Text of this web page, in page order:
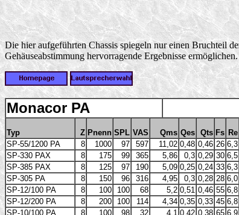
Die hier aufgeführten Chassis spiegeln nur einen Bruchteil
Gehäuseabstimmung hervorragende Ergebnisse
Monacor PA
Typ Z Pnenn SPL VAS Qms Qes Qts Fs Re
SP-55/1200 PA
8 1000 97 597 11,02 0,48 0,46 26 6,3
SP-330 PAX
8 175 99 365 5,86 0,3 0,29 30 6,5
SP-385 PAX
8 125 97 190 5,09 0,25 0,24 33 6,3
SP-305 PA
8 150 96 316 4,95 0,3 0,28 28 6,0
SP-12/100 PA
8 100 100 68 5,2 0,51 0,46 55 6,8
SP-12/200 PA
8 200 100 114 4,34 0,35 0,33 45 6,8
SP-10/100 PA
8 100 98 32 4,1 0,42 0,38 65 6,9